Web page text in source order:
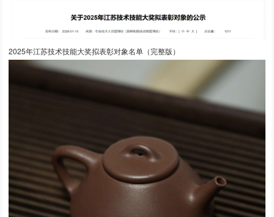
2025年江苏技术技能大奖拟表彰对象名单（完整版）